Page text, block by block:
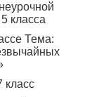
класса
Тема: